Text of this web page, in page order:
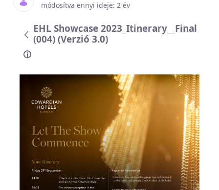
módosítva ennyi ideje: 2 év
EHL Showcase 2023_Itinerary__Final
(004) (Verzió 3.0)